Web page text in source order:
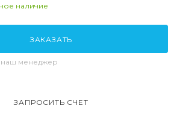
наличие
ЗАКАЗАТЬ
наш менеджер
ЗАПРОСИТЬ СЧЕТ